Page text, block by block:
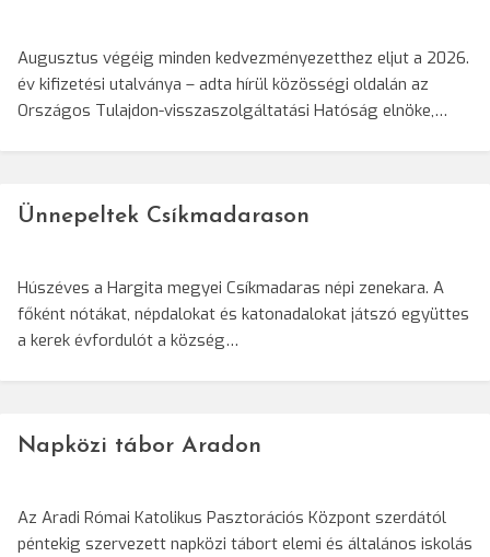
Augusztus végéig minden kedvezményezetthez eljut a 2026.
év kifizetési utalványa – adta hírül közösségi oldalán az
Országos Tulajdon-visszaszolgáltatási Hatóság elnöke,…
Ünnepeltek Csíkmadarason
Húszéves a Hargita megyei Csíkmadaras népi zenekara. A
főként nótákat, népdalokat és katonadalokat játszó együttes
a kerek évfordulót a község…
Napközi tábor Aradon
Az Aradi Római Katolikus Pasztorációs Központ szerdától
péntekig szervezett napközi tábort elemi és általános iskolás